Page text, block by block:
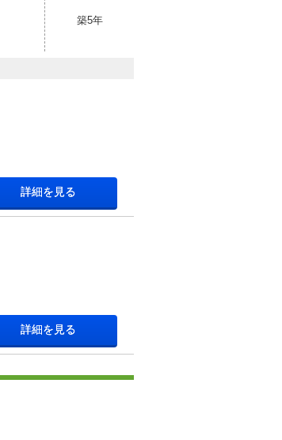
築5年
詳細を見る
詳細を見る